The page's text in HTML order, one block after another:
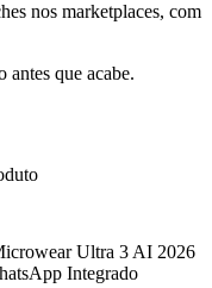
nos marketplaces, com
antes que acabe.
Ultra 3 AI 2026
Integrado